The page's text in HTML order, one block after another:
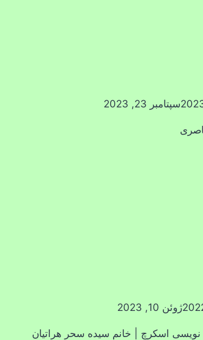
سپتامبر 23, 2023
ژوئن 10, 2023